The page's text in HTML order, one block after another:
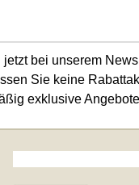
bei unserem
Sie keine
exklusive